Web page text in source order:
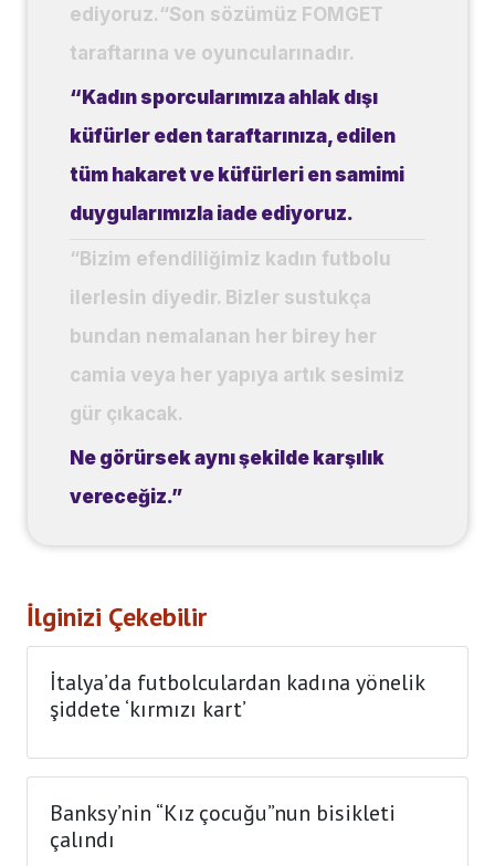
ediyoruz. “Son sözümüz FOMGET
taraftarına ve oyuncularınadır.
“Kadın sporcularımıza ahlak dışı
küfürler eden taraftarınıza, edilen
tüm hakaret ve küfürleri en samimi
duygularımızla iade ediyoruz.
“Bizim efendiliğimiz kadın futbolu
ilerlesin diyedir. Bizler sustukça
bundan nemalanan her birey her
camia veya her yapıya artık sesimiz
gür çıkacak.
Ne görürsek aynı şekilde karşılık
vereceğiz.”
İlginizi Çekebilir
İtalya’da futbolculardan kadına yönelik
şiddete ‘kırmızı kart’
Banksy’nin “Kız çocuğu”nun bisikleti
çalındı